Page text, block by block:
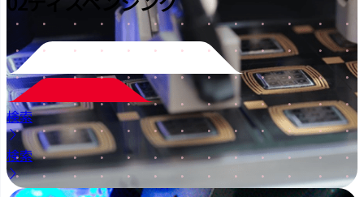
検索
検索